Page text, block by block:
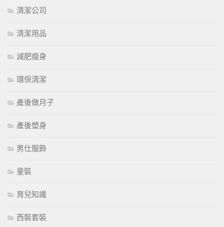
清潔公司
清潔用品
減肥瘦身
環保清潔
產後做月子
產後塑身
男仕服飾
童裝
育兒知識
西裝套裝